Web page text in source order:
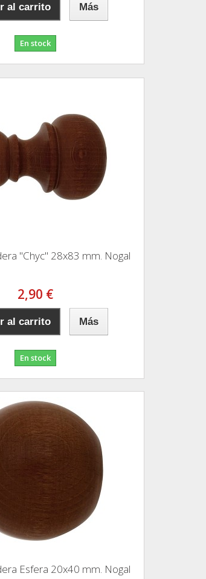
al carrito Más
En stock
"Chyc" 28x83 mm. Nogal
2,90 €
al carrito Más
En stock
Esfera 20x40 mm. Nogal